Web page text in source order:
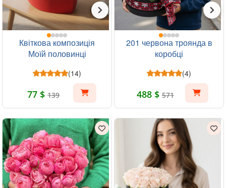
Квіткова композиція
Моїй половинці
(14)
77 $ 139
201 червона троянда в
коробці
(4)
488 $ 571